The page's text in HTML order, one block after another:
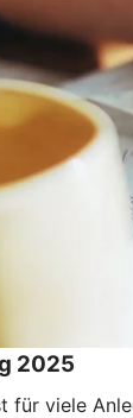
2025
für viele